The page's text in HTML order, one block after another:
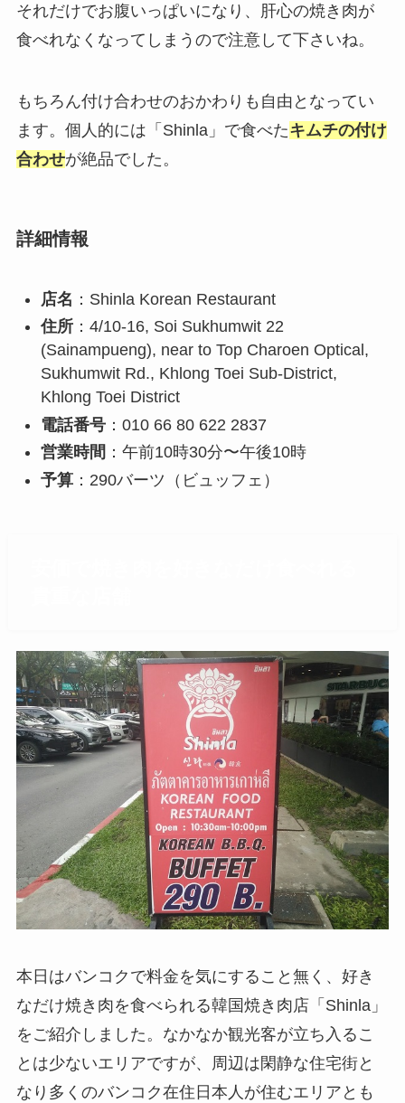
それだけでお腹いっぱいになり、肝心の焼き肉が
食べれなくなってしまうので注意して下さいね。
もちろん付け合わせのおかわりも自由となってい
ます。個人的には「Shinla」で食べたキムチの付け
合わせが絶品でした。
詳細情報
店名 ：Shinla Korean Restaurant
住所：4/10-16, Soi Sukhumwit 22
(Sainampueng), near to Top Charoen Optical,
Sukhumwit Rd., Khlong Toei Sub-District,
Khlong Toei District
電話番号：010 66 80 622 2837
営業時間 ：午前10時30分〜午後10時
予算：290バーツ（ビュッフェ）
本日はバンコクで料金を気にすること無く、好き
なだけ焼き肉を食べられる韓国焼き肉店「Shinla」
をご紹介しました。なかなか観光客が立ち入るこ
とは少ないエリアですが、周辺は閑静な住宅街と
なり多くのバンコク在住日本人が住むエリアとも